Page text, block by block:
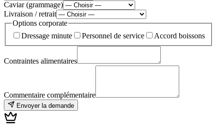
Caviar (grammage)
Livraison / retrait
Options corporate
Dressage minute
Personnel de service Accord boissons
Contraintes alimentaires
Commentaire complémentaire
Envoyer la demande